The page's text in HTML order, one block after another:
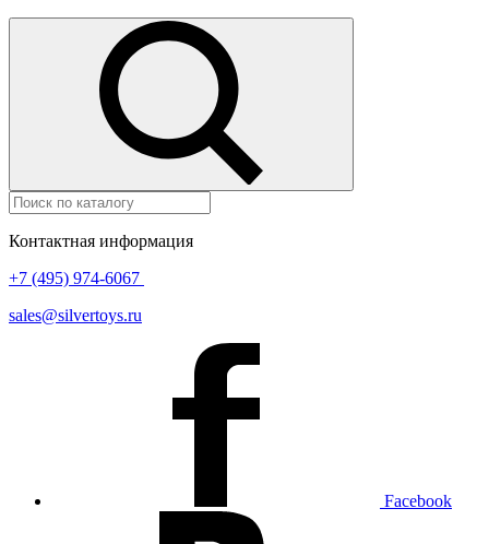
Контактная информация
+7 (495) 974-6067
sales@silvertoys.ru
Facebook